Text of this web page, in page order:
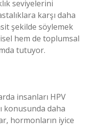
seviyelerini
karşı daha
şekilde söylemek
hem de toplumsal
tutuyor.
insanları HPV
konusunda daha
hormonların iyice